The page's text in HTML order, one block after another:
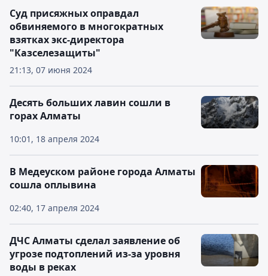
21:13, 07 июня 2024
Суд присяжных оправдал
обвиняемого в многократных
взятках экс-директора
"Казселезащиты"
10:01, 18 апреля 2024
Десять больших лавин сошли в
горах Алматы
02:40, 17 апреля 2024
В Медеуском районе города Алматы
сошла оплывина
ДЧС Алматы сделал заявление об
угрозе подтоплений из-за уровня
воды в реках